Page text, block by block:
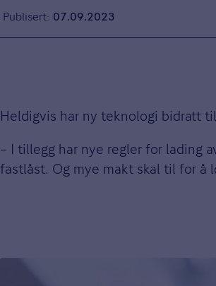
Publisert 07.09.2023
Heldigvis har ny teknologi bidratt
– I tillegg har nye regler for lading
fastlåst. Og mye makt skal til for å